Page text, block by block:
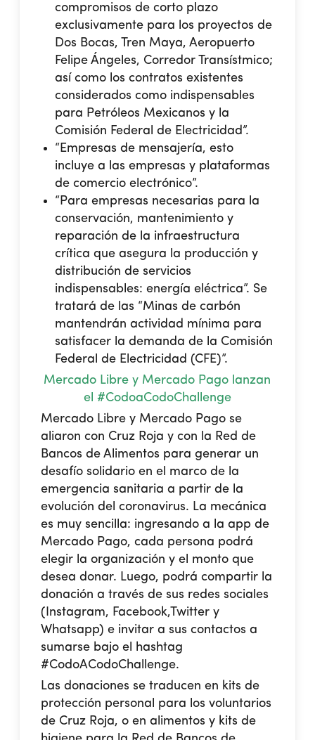
compromisos de corto plazo
exclusivamente para los proyectos de
Dos Bocas, Tren Maya, Aeropuerto
Felipe Ángeles, Corredor Transístmico;
así como los contratos existentes
considerados como indispensables
para Petróleos Mexicanos y la
Comisión Federal de Electricidad”.
“Empresas de mensajería, esto
incluye a las empresas y plataformas
de comercio electrónico”.
“Para empresas necesarias para la
conservación, mantenimiento y
reparación de la infraestructura
crítica que asegura la producción y
distribución de servicios
indispensables: energía eléctrica”. Se
tratará de las “Minas de carbón
mantendrán actividad mínima para
satisfacer la demanda de la Comisión
Federal de Electricidad (CFE)”.
Mercado Libre y Mercado Pago lanzan
el #CodoaCodoChallenge
Mercado Libre y Mercado Pago se
aliaron con Cruz Roja y con la Red de
Bancos de Alimentos para generar un
desafío solidario en el marco de la
emergencia sanitaria a partir de la
evolución del coronavirus. La mecánica
es muy sencilla: ingresando a la app de
Mercado Pago, cada persona podrá
elegir la organización y el monto que
desea donar. Luego, podrá compartir la
donación a través de sus redes sociales
(Instagram, Facebook,Twitter y
Whatsapp) e invitar a sus contactos a
sumarse bajo el hashtag
#CodoACodoChallenge.
Las donaciones se traducen en kits de
protección personal para los voluntarios
de Cruz Roja, o en alimentos y kits de